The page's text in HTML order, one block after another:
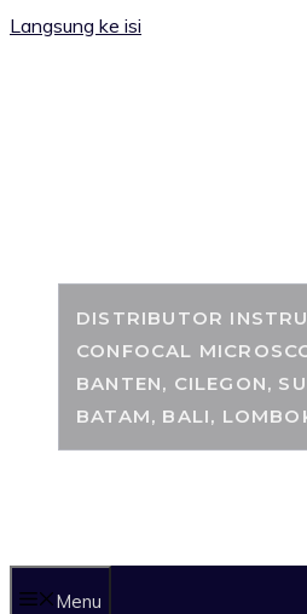
Langsung ke isi
DISTRIBUTOR
CONFOCAL
BANTEN, CILEGON,
BATAM, BALI,
Menu